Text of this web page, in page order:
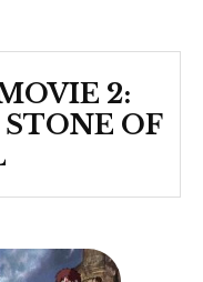
2:
OF